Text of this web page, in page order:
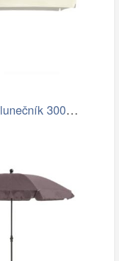
Zahradní slunečník 300 x 300 cm